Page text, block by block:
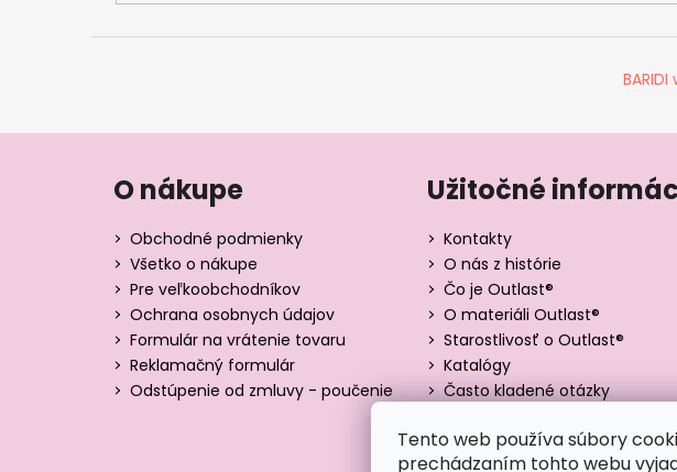
Tento web používa súbory
prechádzaním tohto webu
O nákupe
Obchodné podmienky
Všetko o nákupe
Pre veľkoobchodníkov
Ochrana osobnych údajov
Formulár na vrátenie tovaru
Reklamačný formulár
Odstúpenie od zmluvy - poučenie
Užitočné
Kontakty
O nás z histórie
Čo je Outlast®
O materiáli Outlast®
Starostlivosť o Outlast®
Katalógy
Často kladené otázky
Blog